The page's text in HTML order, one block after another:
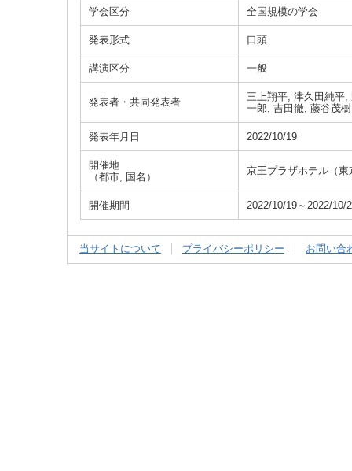
学会区分 全国規模の学会
発表形式 口頭
講演区分 一般
発表者・共同発表者
三上翔平, 津久田純平
一郎, 吉田徹, 藤谷茂樹
発表年月日 2022/10/19
開催地
（都市, 国名）
京王プラザホテル（東
開催期間 2022/10/19～2022/10/
当サイトについて プライバシーポリシー お問い合